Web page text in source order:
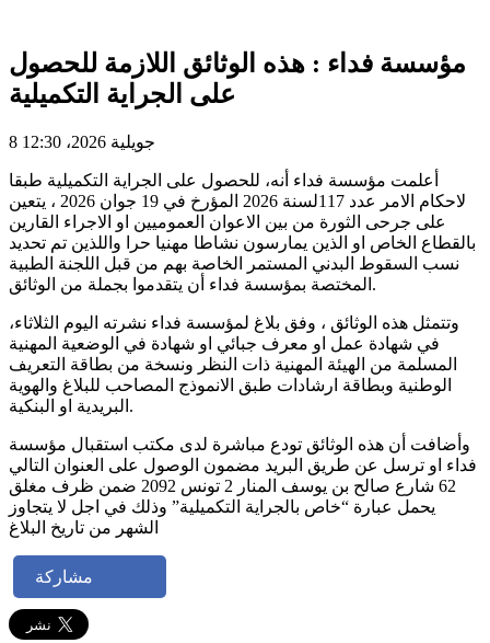
مؤسسة فداء : هذه الوثائق اللازمة للحصول
على الجراية التكميلية
8 جويلية 2026، 12:30
أعلمت مؤسسة فداء أنه، للحصول على الجراية التكميلية طبقا
لاحكام الامر عدد 117لسنة 2026 المؤرخ في 19 جوان 2026 ، يتعين
على جرحى الثورة من بين الاعوان العموميين او الاجراء القارين
بالقطاع الخاص او الذين يمارسون نشاطا مهنيا حرا واللذين تم تحديد
نسب السقوط البدني المستمر الخاصة بهم من قبل اللجنة الطبية
المختصة بمؤسسة فداء أن يتقدموا بجملة من الوثائق.
وتتمثل هذه الوثائق ، وفق بلاغ لمؤسسة فداء نشرته اليوم الثلاثاء،
في شهادة عمل او معرف جبائي او شهادة في الوضعية المهنية
المسلمة من الهيئة المهنية ذات النظر ونسخة من بطاقة التعريف
الوطنية وبطاقة ارشادات طبق الانموذج المصاحب للبلاغ والهوية
البريدية او البنكية.
وأضافت أن هذه الوثائق تودع مباشرة لدى مكتب استقبال مؤسسة
فداء او ترسل عن طريق البريد مضمون الوصول على العنوان التالي
62 شارع صالح بن يوسف المنار 2 تونس 2092 ضمن ظرف مغلق
يحمل عبارة “خاص بالجراية التكميلية” وذلك في اجل لا يتجاوز
الشهر من تاريخ البلاغ
مشاركة